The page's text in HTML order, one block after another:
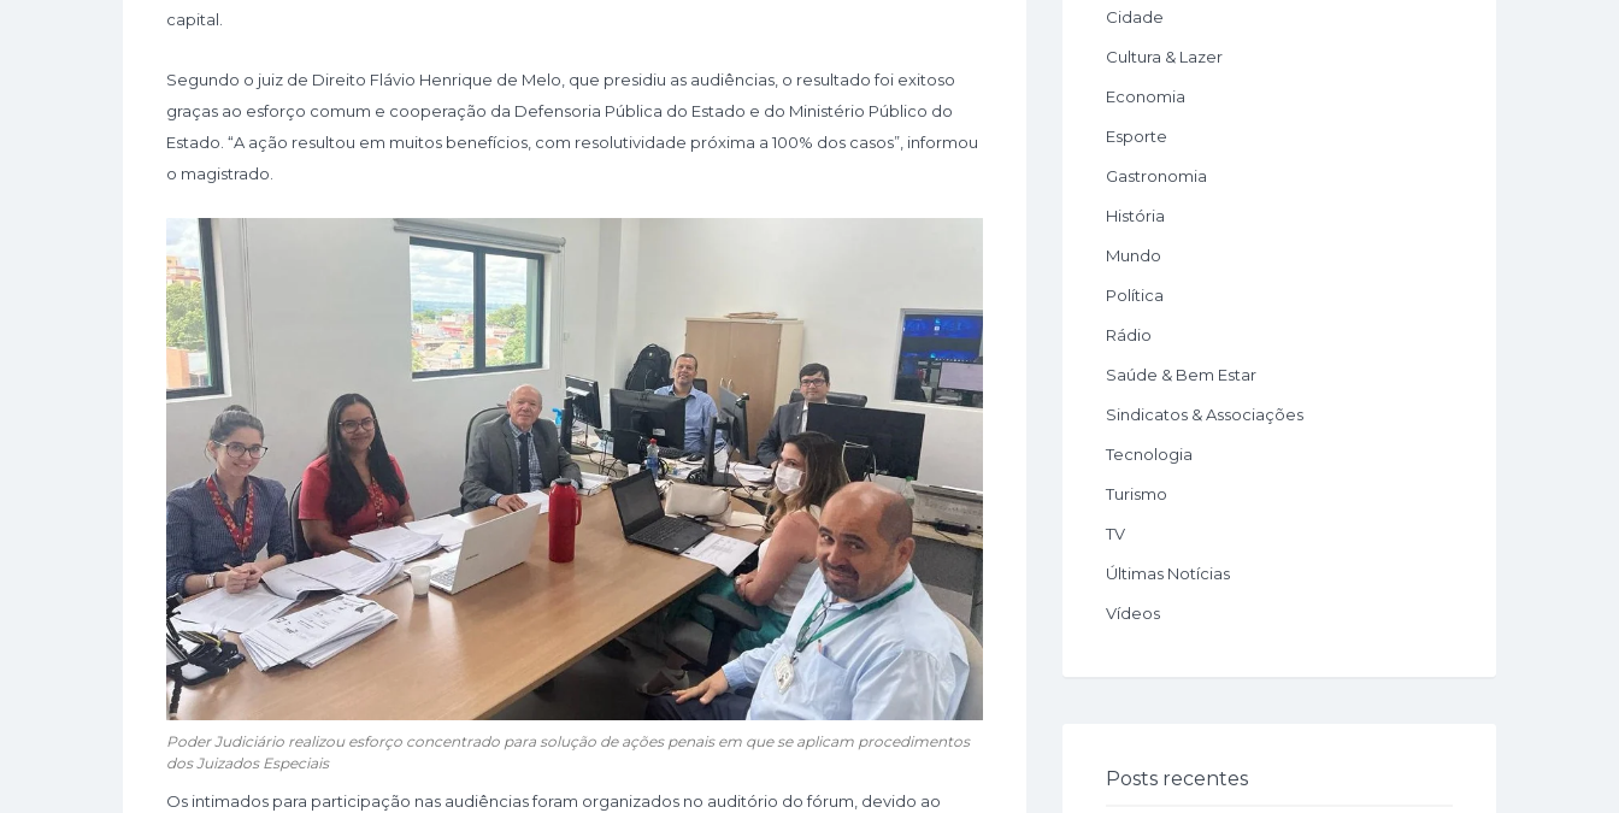
capital.
Segundo o juiz de Direito Flávio Henrique de Melo, que presidiu as audiências, o resultado foi exitoso
graças ao esforço comum e cooperação da Defensoria Pública do Estado e do Ministério Público do
Estado. “A ação resultou em muitos benefícios, com resolutividade próxima a 100% dos casos”, informou
o magistrado.
Poder Judiciário realizou esforço concentrado para solução de ações penais em que se aplicam procedimentos
dos Juizados Especiais
Os intimados para participação nas audiências foram organizados no auditório do fórum, devido ao
Cidade
Cultura & Lazer
Economia
Esporte
Gastronomia
História
Mundo
Política
Rádio
Saúde & Bem Estar
Sindicatos & Associações
Tecnologia
Turismo
TV
Últimas Notícias
Vídeos
Posts recentes